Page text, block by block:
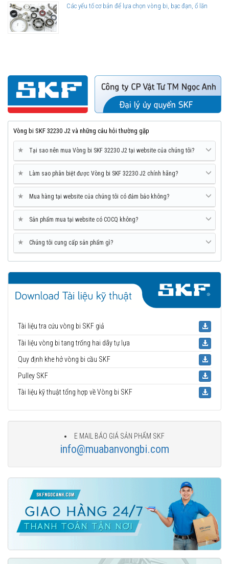
Các yếu tố cơ bản để lựa chọn vòng bi, bạc đạn, ổ lăn
Vòng bi SKF 32230 J2 và những câu hỏi thường gặp
★ Tại sao nên mua Vòng bi SKF 32230 J2 tại website của chúng tôi?
★ Làm sao phân biệt được Vòng bi SKF 32230 J2 chính hãng?
★ Mua hàng tại website của chúng tôi có đảm bảo không?
★ Sản phẩm mua tại website có COCQ không?
★ Chúng tôi cung cấp sản phẩm gì?
Tài liệu tra cứu vòng bi SKF giả
Tài liệu vòng bi tang trống hai dãy tự lựa
Quy định khe hở vòng bi cầu SKF
Pulley SKF
Tài liệu kỹ thuật tổng hợp về Vòng bi SKF
E MAIL BÁO GIÁ SẢN PHẨM SKF
info@muabanvongbi.com